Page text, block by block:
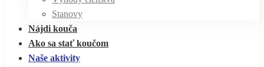
Stanovy
Nájdi kouča
Ako sa stať koučom
Naše aktivity